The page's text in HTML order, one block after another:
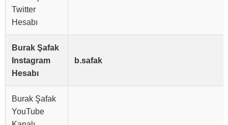
Twitter
Hesabı
Burak Şafak
Instagram
Hesabı
b.safak
Burak Şafak
YouTube